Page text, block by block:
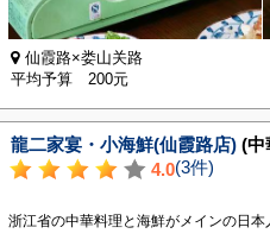
仙霞路×娄山关路
平均予算 200元
龍二家宴・小海鮮(仙霞路店) (中
4.0(3件)
浙江省の中華料理と海鮮がメインの日